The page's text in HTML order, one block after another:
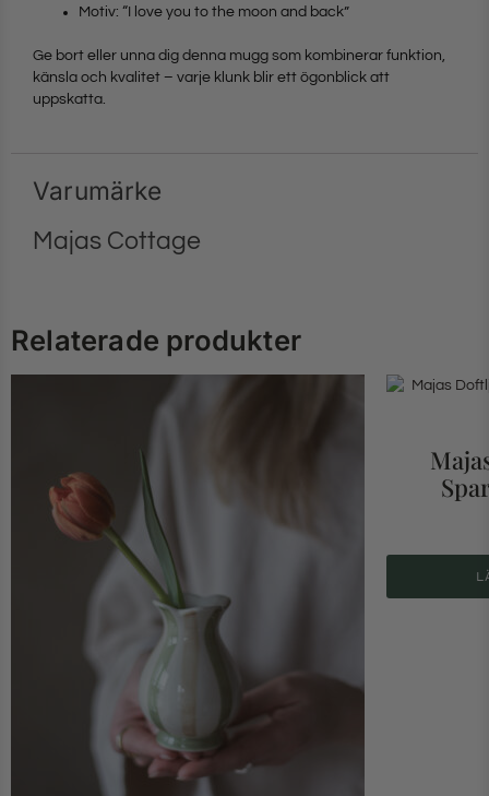
Motiv: “I love you to the moon and back”
Ge bort eller unna dig denna mugg som kombinerar funktion,
känsla och kvalitet – varje klunk blir ett ögonblick att
uppskatta.
Varumärke
Majas Cottage
Relaterade produkter